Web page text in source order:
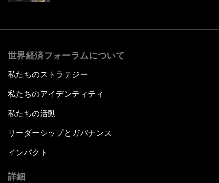
世界経済フォーラムについて
私たちのストラテジー
私たちのアイデンティティ
私たちの活動
リーダーシップとガバナンス
インパクト
詳細